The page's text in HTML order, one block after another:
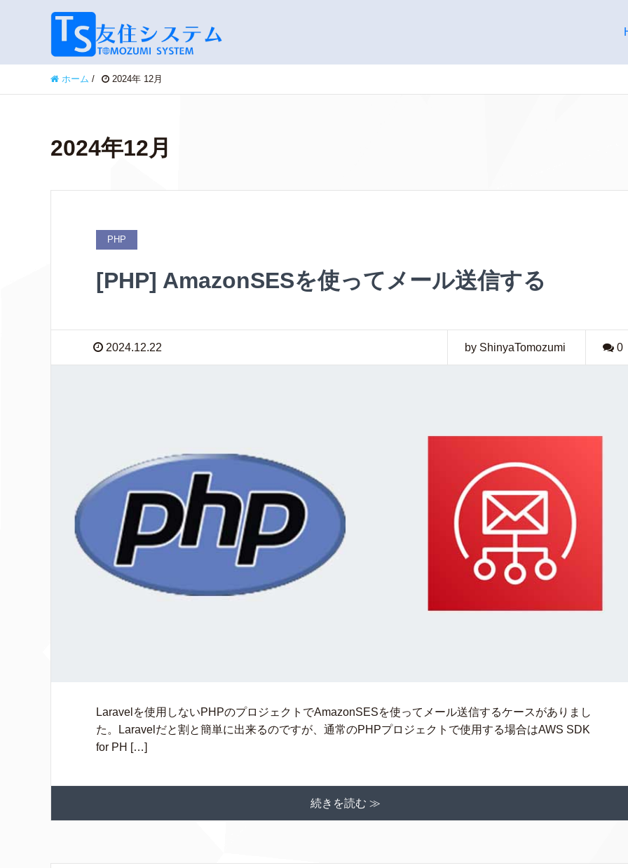
ホーム / 2024年 12月
2024年12月
PHP
[PHP] AmazonSESを使ってメール送信する
2024.12.22 by ShinyaTomozumi 0
Laravelを使用しないPHPのプロジェクトでAmazonSESを使ってメール送信するケースがありまし
た。Laravelだと割と簡単に出来るのですが、通常のPHPプロジェクトで使用する場合はAWS SDK
for PH […]
続きを読む ≫